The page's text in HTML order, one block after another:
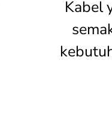
Kabel